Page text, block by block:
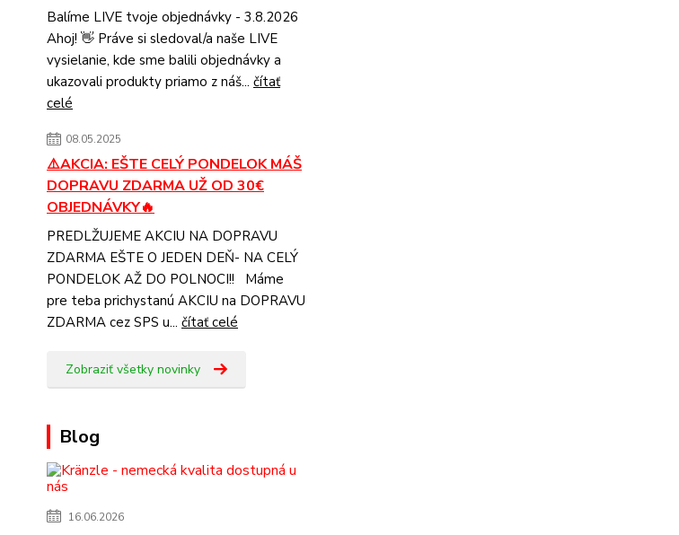
Balíme LIVE tvoje objednávky - 3.8.2026
Ahoj! 👋 Práve si sledoval/a naše LIVE
vysielanie, kde sme balili objednávky a
ukazovali produkty priamo z náš... čítať
celé
08.05.2025
⚠️AKCIA: EŠTE CELÝ PONDELOK MÁŠ
DOPRAVU ZDARMA UŽ OD 30€
OBJEDNÁVKY🔥
PREDLŽUJEME AKCIU NA DOPRAVU
ZDARMA EŠTE O JEDEN DEŇ- NA CELÝ
PONDELOK AŽ DO POLNOCI!! Máme
pre teba prichystanú AKCIU na DOPRAVU
ZDARMA cez SPS u... čítať celé
Zobraziť všetky novinky
Blog
16.06.2026